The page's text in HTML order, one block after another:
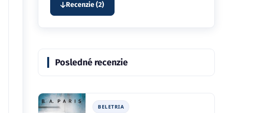
Recenzie (2)
Posledné recenzie
BELETRIA